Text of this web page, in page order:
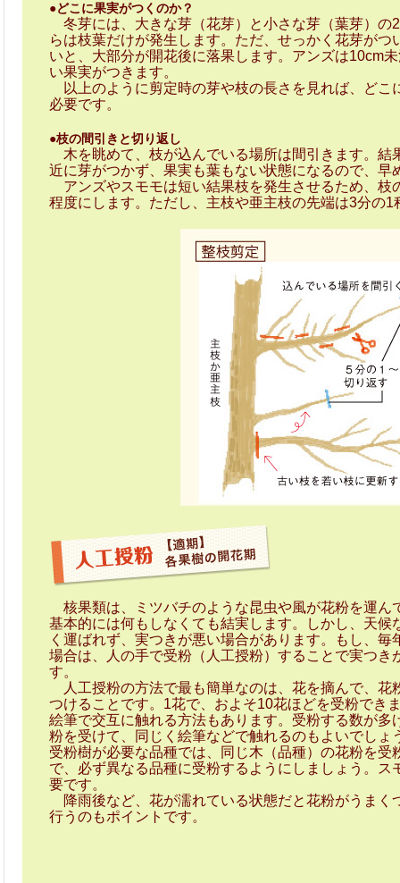
●どこに果実がつくのか？
冬芽には、大きな芽（花芽）と小さな芽（葉芽）の
らは枝葉だけが発生します。ただ、せっかく花芽が
いと、大部分が開花後に落果します。アンズは10cm
い果実がつきます。
以上のように剪定時の芽や枝の長さを見れば、どこ
必要です。
●枝の間引きと切り返し
木を眺めて、枝が込んでいる場所は間引きます。結
近に芽がつかず、果実も葉もない状態になるので、早
アンズやスモモは短い結果枝を発生させるため、枝
程度にします。ただし、主枝や亜主枝の先端は3分の
核果類は、ミツバチのような昆虫や風が花粉を運ん
基本的には何もしなくても結実します。しかし、天候
く運ばれず、実つきが悪い場合があります。もし、毎
場合は、人の手で受粉（人工授粉）することで実つき
す。
人工授粉の方法で最も簡単なのは、花を摘んで、花
つけることです。1花で、およそ10花ほどを受粉でき
絵筆で交互に触れる方法もあります。受粉する数が多
粉を受けて、同じく絵筆などで触れるのもよいでしょ
受粉樹が必要な品種では、同じ木（品種）の花粉を受
で、必ず異なる品種に受粉するようにしましょう。ス
要です。
降雨後など、花が濡れている状態だと花粉がうまく
行うのもポイントです。